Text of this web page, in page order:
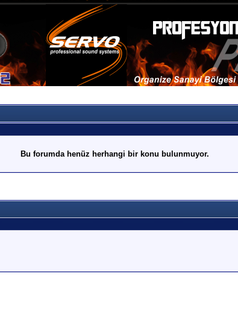
Bu forumda henüz herhangi bir konu bulunmuyor.